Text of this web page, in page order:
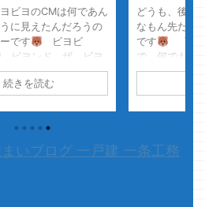
ビヨのCMは何であん
に見えたんだろうの
です
ビヨビ
ビヨンド ザ ビヨ
売されたRPG
CM
白そうで、プレイし
のテレビボードの
ないですが、一応そ
続きを読む
どうも、後入
なもん先だ先
です
面倒
で、何でも先
こんで、お湯
引渡しの流れ